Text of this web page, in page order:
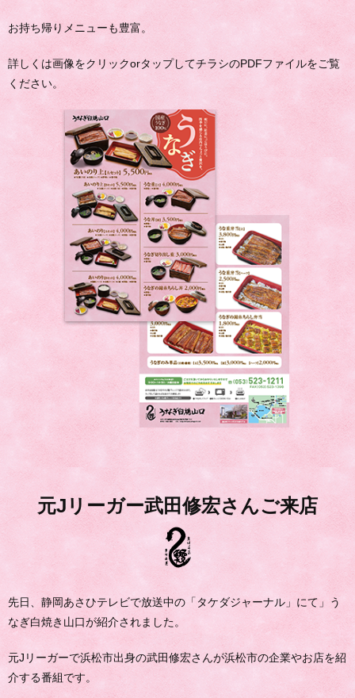
お持ち帰りメニューも豊富。
詳しくは画像をクリックorタップしてチラシのPDFファイルをご覧
ください。
元Jリーガー武田修宏さんご来店
先日、静岡あさひテレビで放送中の「タケダジャーナル」にて」う
なぎ白焼き山口が紹介されました。
元Jリーガーで浜松市出身の武田修宏さんが浜松市の企業やお店を紹
介する番組です。